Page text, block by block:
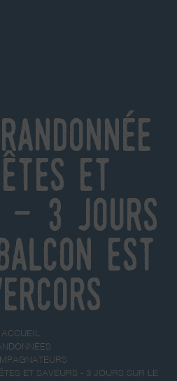
et
- 3 jours
Est
ACCUEIL
ET SAVEURS - 3 JOURS SUR LE